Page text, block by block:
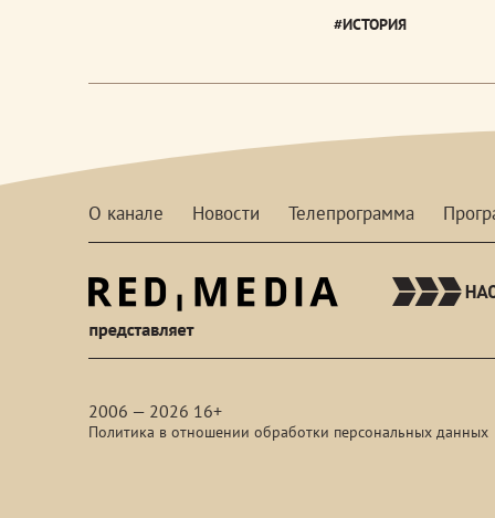
#ИСТОРИЯ
О канале Новости Телепрограмма
2006 — 2026 16+
Политика в отношении обработки персональных данных